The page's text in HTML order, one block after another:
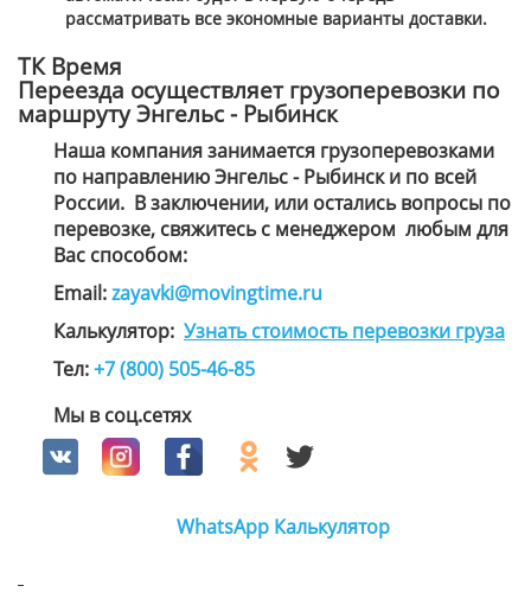
рассматривать все экономные варианты доставки.
ТК Время
Переезда осуществляет грузоперевозки по
маршруту Энгельс - Рыбинск
Наша компания занимается грузоперевозками
по направлению Энгельс - Рыбинск и по всей
России. В заключении, или остались вопросы по
перевозке, свяжитесь с менеджером любым для
Вас способом:
Email:zayavki@movingtime.ru
Калькулятор: Узнать стоимость перевозки груза
Тел:+7 (800) 505-46-85
Мы в соц.сетях
WhatsApp Калькулятор